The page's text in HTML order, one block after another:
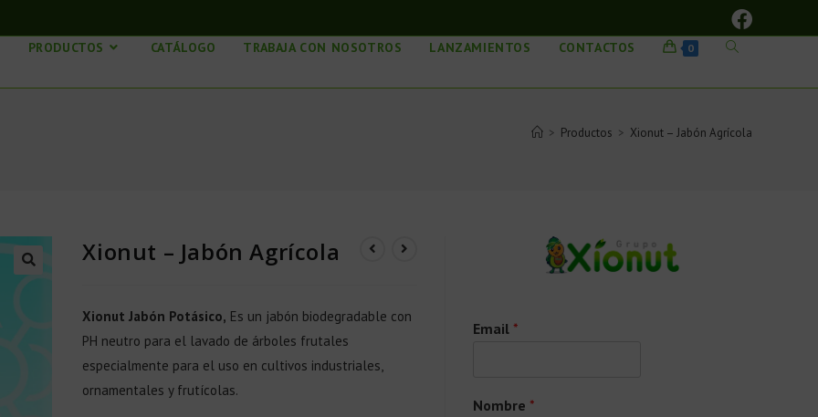
PRODUCTOS CATÁLOGO TRABAJA CON NOSOTROS LANZAMIENTOS CONTACTOS 0
> Productos > Xionut – Jabón Agrícola
Xionut – Jabón Agrícola
Xionut Jabón Potásico, Es un jabón biodegradable con
PH neutro para el lavado de árboles frutales
especialmente para el uso en cultivos industriales,
ornamentales y frutícolas.
Email *
Nombre *